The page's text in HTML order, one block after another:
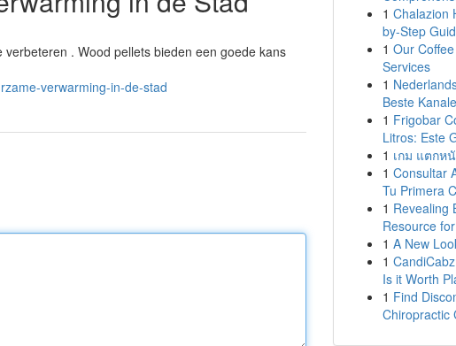
. Wood pellets bieden een goede kans
verwarming-in-de-stad
1 Chalazion
by-Step
1 Our
Services
1
Beste
1 Frigobar
Litros: Este
1 เกม แตกห
1 Consultar
Tu Primera
1 Revealing
Resource
1 A New
1
Is it Worth
1 Find
Chiropractic